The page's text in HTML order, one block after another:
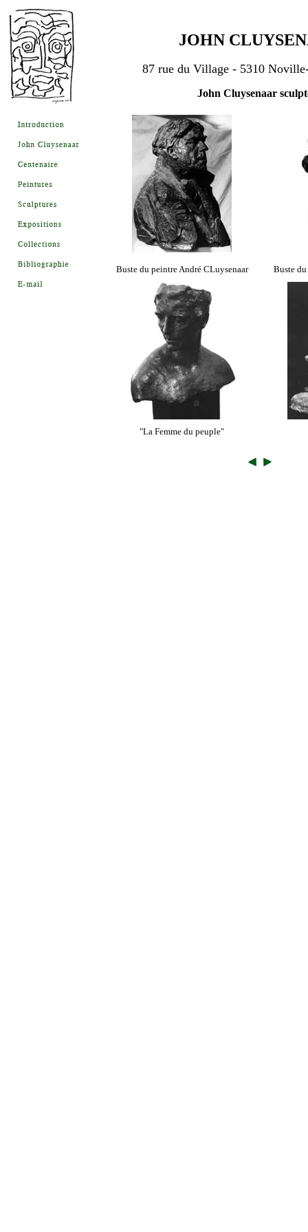
JOHN
87 rue du Village - 5310
John Cluysenaar
Buste du peintre André CLuysenaar Buste
"La Femme du peuple"